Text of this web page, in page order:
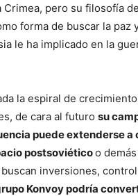
Crimea, pero su filosofía
forma de buscar la paz
le ha implicado en la
la espiral de
de cara al futuro su
puede extenderse a
postsoviéticoo
inversiones,
Konvoy podría